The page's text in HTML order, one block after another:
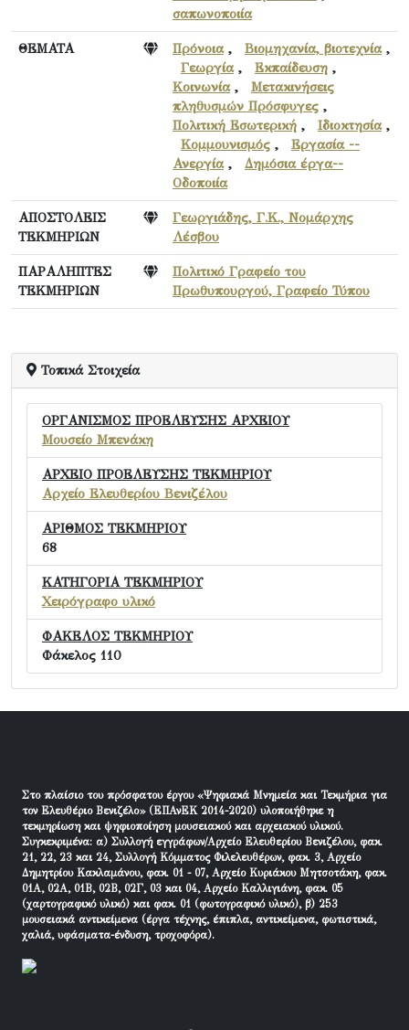
σαπωνοποιία
ΘΕΜΑΤΑ Πρόνοια, Βιομηχανία, βιοτεχνία,
Γεωργία, Εκπαίδευση ,
Κοινωνία, Μετακινήσεις
πληθυσμών Πρόσφυγες ,
Πολιτική Εσωτερική , Ιδιοκτησία,
Κομμουνισμός , Εργασία --
Ανεργία, Δημόσια έργα--
Οδοποιία
ΑΠΟΣΤΟΛΕΙΣ
ΤΕΚΜΗΡΙΩΝ
Γεωργιάδης, Γ.Κ., Νομάρχης
Λέσβου
ΠΑΡΑΛΗΠΤΕΣ
ΤΕΚΜΗΡΙΩΝ
Πολιτικό Γραφείο του
Πρωθυπουργού, Γραφείο Τύπου
Τοπικά Στοιχεία
ΟΡΓΑΝΙΣΜΟΣ ΠΡΟΕΛΕΥΣΗΣ ΑΡΧΕΙΟΥ
Μουσείο Μπενάκη
ΑΡΧΕΙΟ ΠΡΟΕΛΕΥΣΗΣ ΤΕΚΜΗΡΙΟΥ
Αρχείο Ελευθερίου Βενιζέλου
ΑΡΙΘΜΟΣ ΤΕΚΜΗΡΙΟΥ
68
ΚΑΤΗΓΟΡΙΑ ΤΕΚΜΗΡΙΟΥ
Χειρόγραφο υλικό
ΦΑΚΕΛΟΣ ΤΕΚΜΗΡΙΟΥ
Φάκελος 110
Στο πλαίσιο του πρόσφατου έργου «Ψηφιακά Μνημεία και Τεκμήρια για
τον Ελευθέριο Βενιζέλο» (ΕΠΑνΕΚ 2014-2020) υλοποιήθηκε η
τεκμηρίωση και ψηφιοποίηση μουσειακού και αρχειακού υλικού.
Συγκεκριμένα: α) Συλλογή εγγράφων/Αρχείο Ελευθερίου Βενιζέλου, φακ.
21, 22, 23 και 24, Συλλογή Κόμματος Φιλελευθέρων, φακ. 3, Αρχείο
Δημητρίου Κακλαμάνου, φακ. 01 - 07, Αρχείο Κυριάκου Μητσοτάκη, φακ.
01Α, 02Α, 01Β, 02Β, 02Γ, 03 και 04, Αρχείο Καλλιγιάνη, φακ. 05
(χαρτογραφικό υλικό) και φακ. 01 (φωτογραφικό υλικό), β) 253
μουσειακά αντικείμενα (έργα τέχνης, έπιπλα, αντικείμενα, φωτιστικά,
χαλιά, υφάσματα-ένδυση, τροχοφόρα).